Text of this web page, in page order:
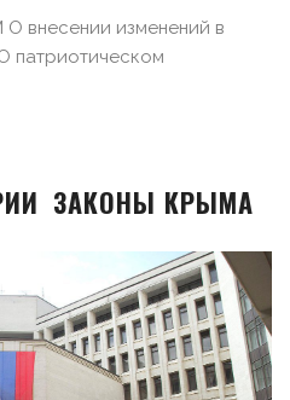
внесении изменений в
патриотическом
ЗАКОНЫ КРЫМА